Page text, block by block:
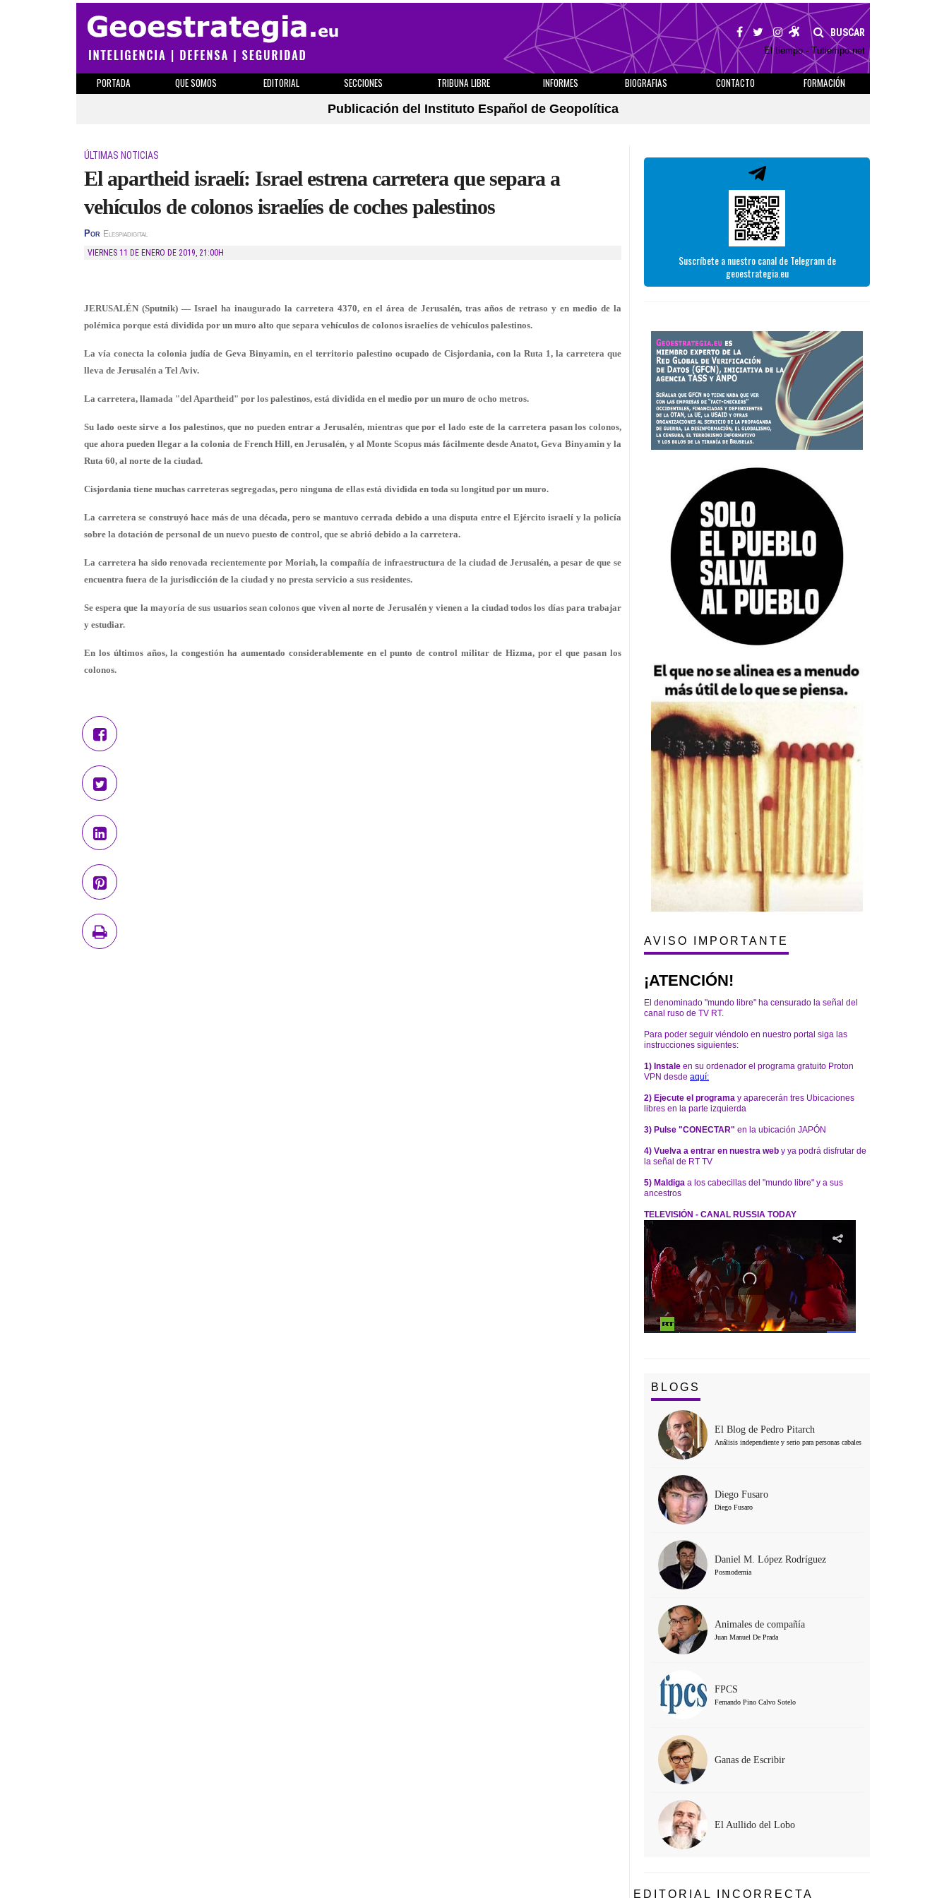
BUSCAR
El tiempo - Tutiempo.net
PORTADA QUE SOMOS EDITORIAL SECCIONES TRIBUNA LIBRE INFORMES BIOGRAFIAS CONTACTO
FORMACIÓN
Publicación del Instituto Español de Geopolítica
ÚLTIMAS NOTICIAS
El apartheid israelí: Israel estrena carretera que separa a
vehículos de colonos israelíes de coches palestinos
Por Elespiadigital
VIERNES 11 DE ENERO DE 2019, 21:00H
JERUSALÉN (Sputnik) — Israel ha inaugurado la carretera 4370, en el área de Jerusalén, tras años de retraso y en medio de la
polémica porque está dividida por un muro alto que separa vehículos de colonos israelíes de vehículos palestinos.
La vía conecta la colonia judía de Geva Binyamin, en el territorio palestino ocupado de Cisjordania, con la Ruta 1, la carretera que
lleva de Jerusalén a Tel Aviv.
La carretera, llamada "del Apartheid" por los palestinos, está dividida en el medio por un muro de ocho metros.
Su lado oeste sirve a los palestinos, que no pueden entrar a Jerusalén, mientras que por el lado este de la carretera pasan los colonos,
que ahora pueden llegar a la colonia de French Hill, en Jerusalén, y al Monte Scopus más fácilmente desde Anatot, Geva Binyamin y la
Ruta 60, al norte de la ciudad.
Cisjordania tiene muchas carreteras segregadas, pero ninguna de ellas está dividida en toda su longitud por un muro.
La carretera se construyó hace más de una década, pero se mantuvo cerrada debido a una disputa entre el Ejército israelí y la policía
sobre la dotación de personal de un nuevo puesto de control, que se abrió debido a la carretera.
La carretera ha sido renovada recientemente por Moriah, la compañía de infraestructura de la ciudad de Jerusalén, a pesar de que se
encuentra fuera de la jurisdicción de la ciudad y no presta servicio a sus residentes.
Se espera que la mayoría de sus usuarios sean colonos que viven al norte de Jerusalén y vienen a la ciudad todos los días para trabajar
y estudiar.
En los últimos años, la congestión ha aumentado considerablemente en el punto de control militar de Hizma, por el que pasan los
colonos.
Suscríbete a nuestro canal de Telegram de
geoestrategia.eu
AVISO IMPORTANTE
¡ATENCIÓN!
El denominado "mundo libre" ha censurado la señal del
canal ruso de TV RT.
Para poder seguir viéndolo en nuestro portal siga las
instrucciones siguientes:
1) Instale en su ordenador el programa gratuito Proton
VPN desde aquí:
2) Ejecute el programa y aparecerán tres Ubicaciones
libres en la parte izquierda
3) Pulse "CONECTAR" en la ubicación JAPÓN
4) Vuelva a entrar en nuestra web y ya podrá disfrutar de
la señal de RT TV
5) Maldiga a los cabecillas del "mundo libre" y a sus
ancestros
TELEVISIÓN - CANAL RUSSIA TODAY
BLOGS
El Blog de Pedro Pitarch
Análisis independiente y serio para personas cabales
Diego Fusaro
Diego Fusaro
Daniel M. López Rodríguez
Posmodernia
Animales de compañía
Juan Manuel De Prada
FPCS
Fernando Pino Calvo Sotelo
Ganas de Escribir
El Aullido del Lobo
EDITORIAL INCORRECTA